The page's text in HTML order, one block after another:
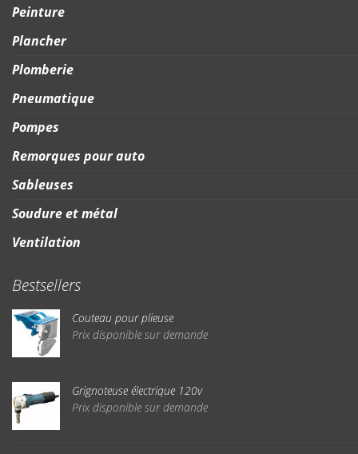
Peinture
Plancher
Plomberie
Pneumatique
Pompes
Remorques pour auto
Sableuses
Soudure et métal
Ventilation
Bestsellers
Couteau pour plieuse
Prix disponible sur demande
Grignoteuse électrique 120v
Prix disponible sur demande